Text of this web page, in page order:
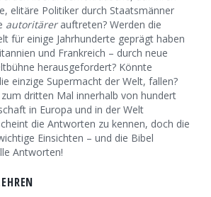
elitäre Politiker durch Staatsmänner
autoritärerauftreten? Werden die
für einige Jahrhunderte geprägt haben
und Frankreich – durch neue
herausgefordert? Könnte
einzige Supermacht der Welt, fallen?
dritten Mal innerhalb von hundert
in Europa und in der Welt
die Antworten zu kennen, doch die
Einsichten – und die Bibel
Antworten!